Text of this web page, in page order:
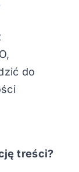
do
treści?